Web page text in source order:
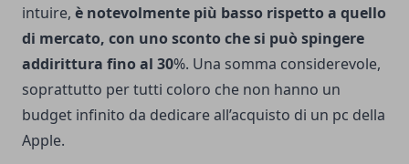
intuire, è notevolmente più basso rispetto a quello
di mercato, con uno sconto che si può spingere
addirittura fino al 30%. Una somma considerevole,
soprattutto per tutti coloro che non hanno un
budget infinito da dedicare all’acquisto di un pc della
Apple.